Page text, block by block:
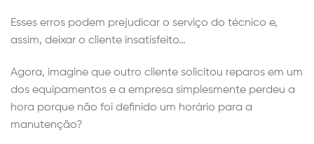
Esses erros podem prejudicar o serviço do técnico e,
assim, deixar o cliente insatisfeito…
Agora, imagine que outro cliente solicitou reparos em um
dos equipamentos e a empresa simplesmente perdeu a
hora porque não foi definido um horário para a
manutenção?